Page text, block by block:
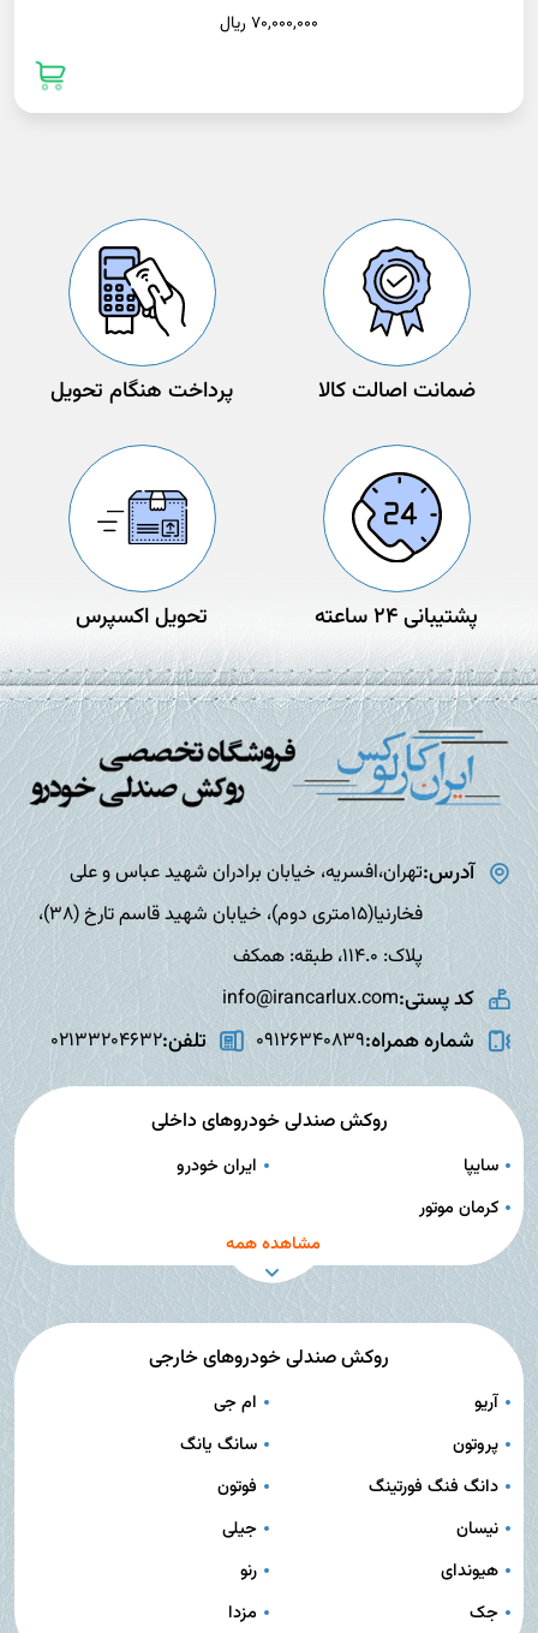
70,000,000 ريال
ضمانت اصالت کالا پرداخت هنگام تحویل
پشتیبانی 24 ساعته تحویل اکسپرس
آدرس:تهران،افسریه، خیابان برادران شهید عباس و علی
فخارنیا(15متری دوم)، خیابان شهید قاسم تارخ (38)،
پلاک: 114.0، طبقه: همکف
کد پستی:info@irancarlux.com
شماره همراه:09126340839 تلفن:02133204632
روکش صندلی خودروهای داخلی
سایپا
ایران خودرو
کرمان موتور
مشاهده همه
روکش صندلی خودروهای خارجی
آریو
ام جی
پروتون
سانگ یانگ
دانگ فنگ فورتینگ
فوتون
نیسان
جیلی
هیوندای
رنو
جک
مزدا